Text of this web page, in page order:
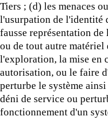
Tiers ; (d) les menaces
l'usurpation de l'identité
fausse représentation
ou de tout autre
l'exploration, la mise en
autorisation, ou le faire
perturbe le système
déni de service ou
fonctionnement d'un